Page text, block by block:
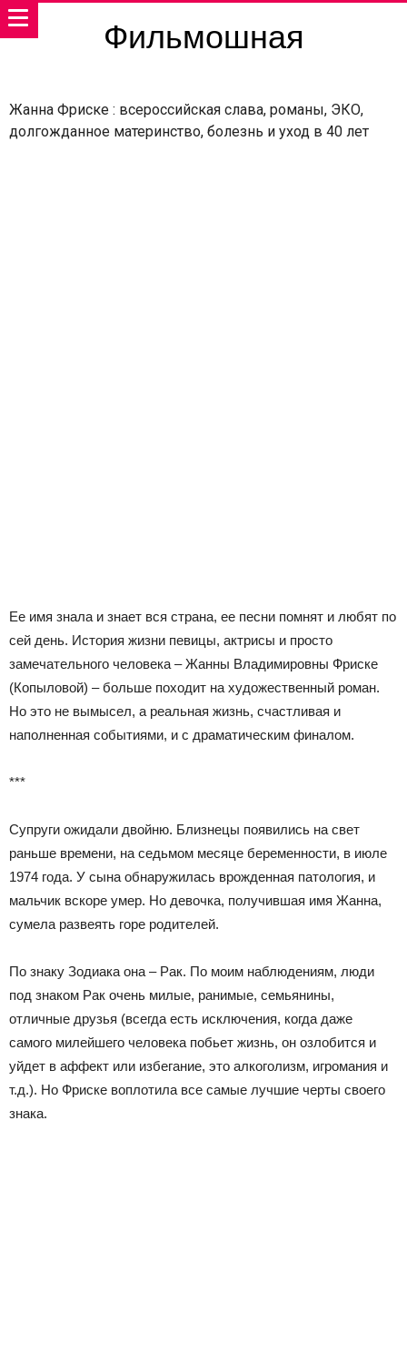
Фильмошная
Жанна Фриске : всероссийская слава, романы, ЭКО,
долгожданное материнство, болезнь и уход в 40 лет
Ее имя знала и знает вся страна, ее песни помнят и любят по
сей день. История жизни певицы, актрисы и просто
замечательного человека – Жанны Владимировны Фриске
(Копыловой) – больше походит на художественный роман.
Но это не вымысел, а реальная жизнь, счастливая и
наполненная событиями, и с драматическим финалом.
***
Супруги ожидали двойню. Близнецы появились на свет
раньше времени, на седьмом месяце беременности, в июле
1974 года. У сына обнаружилась врожденная патология, и
мальчик вскоре умер. Но девочка, получившая имя Жанна,
сумела развеять горе родителей.
По знаку Зодиака она – Рак. По моим наблюдениям, люди
под знаком Рак очень милые, ранимые, семьянины,
отличные друзья (всегда есть исключения, когда даже
самого милейшего человека побьет жизнь, он озлобится и
уйдет в аффект или избегание, это алкоголизм, игромания и
т.д.). Но Фриске воплотила все самые лучшие черты своего
знака.